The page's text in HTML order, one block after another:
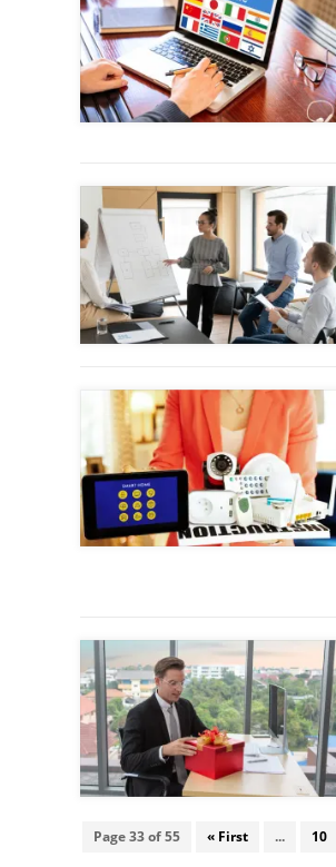
Page 33 of 55 « First ... 10